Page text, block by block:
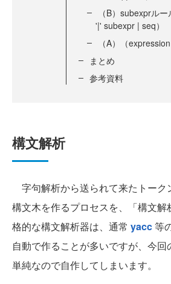
（B）subexprル
'|' subexpr | seq）
（A）（
まとめ
参考資料
構文解析
字句解析から送られて来たトーク
構文木を作るプロセスを、「構文解
格的な構文解析器は、通常 yacc等
自動で作ることが多いですが、今
単純なので自作してしまいます。